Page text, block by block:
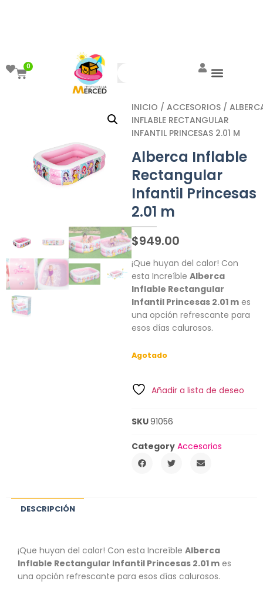
0
INICIO / ACCESORIOS /
INFLABLE RECTANGULAR
INFANTIL PRINCESAS 2.01 M
Alberca Inflable
Rectangular
Infantil Princesas
2.01 m
$949.00
¡Que huyan del calor! Con
esta Increíble Alberca
Inflable Rectangular
Infantil Princesas 2.01 m es
una opción refrescante para
esos días calurosos.
Agotado
Añadir a lista de deseo
SKU91056
Category Accesorios
DESCRIPCIÓN
¡Que huyan del calor! Con esta Increíble Alberca
Inflable Rectangular Infantil Princesas 2.01 m es
una opción refrescante para esos días calurosos.